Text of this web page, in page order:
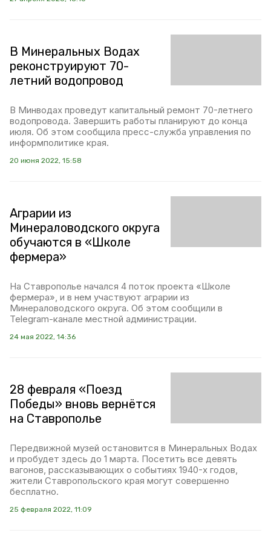
В Минеральных Водах
реконструируют 70-
летний водопровод
В Минводах проведут капитальный ремонт 70-летнего
водопровода. Завершить работы планируют до конца
июля. Об этом сообщила пресс-служба управления по
информполитике края.
20 июня 2022, 15:58
Аграрии из
Минераловодского округа
обучаются в «Школе
фермера»
На Ставрополье начался 4 поток проекта «Школе
фермера», и в нем участвуют аграрии из
Минераловодского округа. Об этом сообщили в
Telegram-канале местной администрации.
24 мая 2022, 14:36
28 февраля «Поезд
Победы» вновь вернётся
на Ставрополье
Передвижной музей остановится в Минеральных Водах
и пробудет здесь до 1 марта. Посетить все девять
вагонов, рассказывающих о событиях 1940-х годов,
жители Ставропольского края могут совершенно
бесплатно.
25 февраля 2022, 11:09